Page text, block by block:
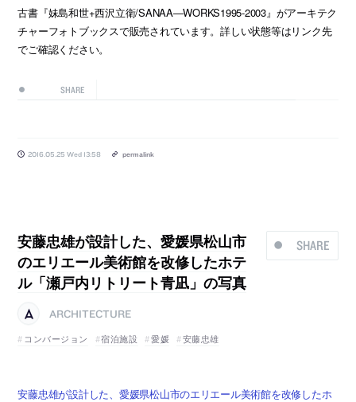
古書『妹島和世+西沢立衛/SANAA―WORKS1995‐2003』がアーキテク
チャーフォトブックスで販売されています。詳しい状態等はリンク先
でご確認ください。
SHARE
2016.05.25 Wed 13:58 permalink
SHARE
安藤忠雄が設計した、愛媛県松山市
のエリエール美術館を改修したホテ
ル「瀬戸内リトリート青凪」の写真
ARCHITECTURE
コンバージョン
宿泊施設 愛媛 安藤忠雄
安藤忠雄が設計した、愛媛県松山市のエリエール美術館を改修したホ